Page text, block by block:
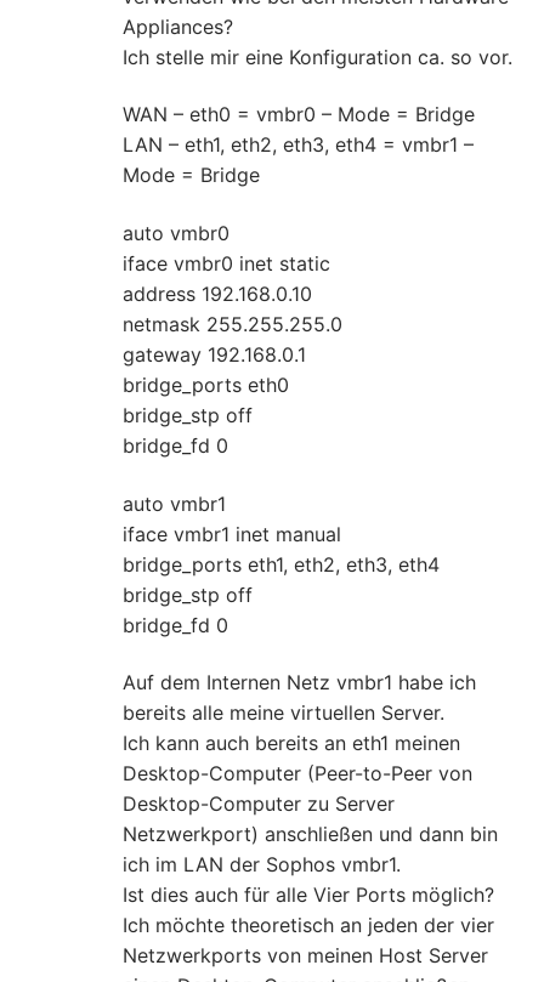
Appliances?
Ich stelle mir eine Konfiguration ca. so vor.
WAN – eth0 = vmbr0 – Mode = Bridge
LAN – eth1, eth2, eth3, eth4 = vmbr1 –
Mode = Bridge
auto vmbr0
iface vmbr0 inet static
address 192.168.0.10
netmask 255.255.255.0
gateway 192.168.0.1
bridge_ports eth0
bridge_stp off
bridge_fd 0
auto vmbr1
iface vmbr1 inet manual
bridge_ports eth1, eth2, eth3, eth4
bridge_stp off
bridge_fd 0
Auf dem Internen Netz vmbr1 habe ich
bereits alle meine virtuellen Server.
Ich kann auch bereits an eth1 meinen
Desktop-Computer (Peer-to-Peer von
Desktop-Computer zu Server
Netzwerkport) anschließen und dann bin
ich im LAN der Sophos vmbr1.
Ist dies auch für alle Vier Ports möglich?
Ich möchte theoretisch an jeden der vier
Netzwerkports von meinen Host Server